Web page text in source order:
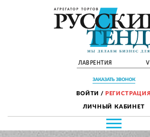
ЛАВРЕНТИЯ V
ЗАКАЗАТЬ ЗВОНОК
ВОЙТИ / РЕГИСТРАЦИЯ
ЛИЧНЫЙ КАБИНЕТ